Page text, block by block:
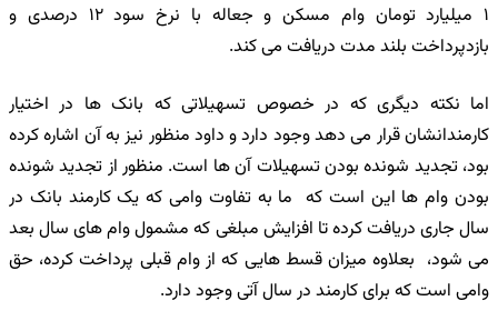
۱ میلیارد تومان وام مسکن و جعاله با نرخ سود ۱۲ درصدی و
بازدپرداخت بلند مدت دریافت می کند.
اما نکته دیگری که در خصوص تسهیلاتی که بانک ها در اختیار
کارمندانشان قرار می دهد وجود دارد و داود منظور نیز به آن اشاره کرده
بود، تجدید شونده بودن تسهیلات آن ها است. منظور از تجدید شونده
بودن وام ها این است که ما به تفاوت وامی که یک کارمند بانک در
سال جاری دریافت کرده تا افزایش مبلغی که مشمول وام های سال بعد
می شود، بعلاوه میزان قسط هایی که از وام قبلی پرداخت کرده، حق
وامی است که برای کارمند در سال آتی وجود دارد.